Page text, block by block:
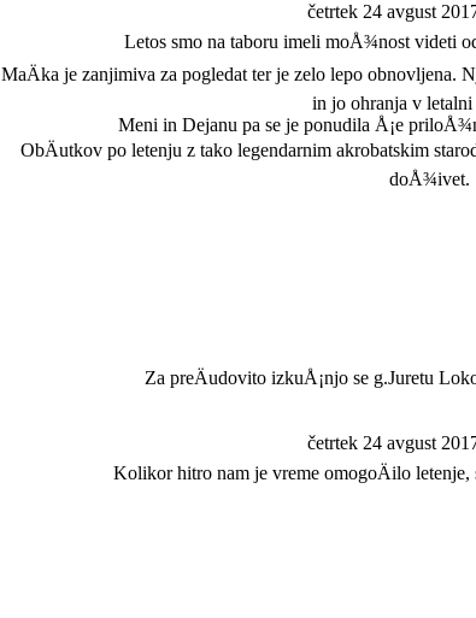
četrtek 24 avgust
Letos smo na taboru imeli moÅ¾nost videti
MaÄka je zanjimiva za pogledat ter je zelo lepo obnovljena.
in jo ohranja v
Meni in Dejanu pa se je ponudila Å¡e
ObÄutkov po letenju z tako legendarnim akrobatskim
doÅ¾ivet.
Za preÄudovito izkuÅ¡njo se g.Juretu
četrtek 24 avgust
Kolikor hitro nam je vreme omogoÄilo